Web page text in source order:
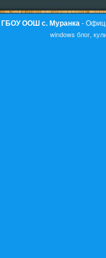
ГБОУ ООШ с. Муранка -
windows блог,